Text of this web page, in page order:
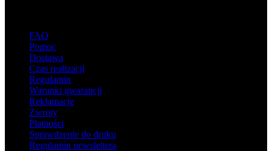
FAQ
Pomoc
Dostawa
Czas realizacji
Regulamin
Warunki gwarancji
Reklamacje
Zwroty
Płatności
Sprawdzenie do druku
Regulamin newslettera